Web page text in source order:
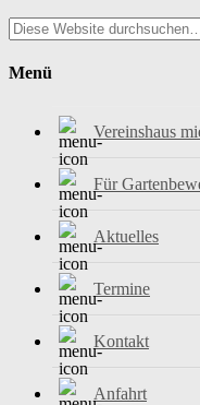
Menü
Vereinshaus
Für
Aktuelles
Termine
Kontakt
Anfahrt